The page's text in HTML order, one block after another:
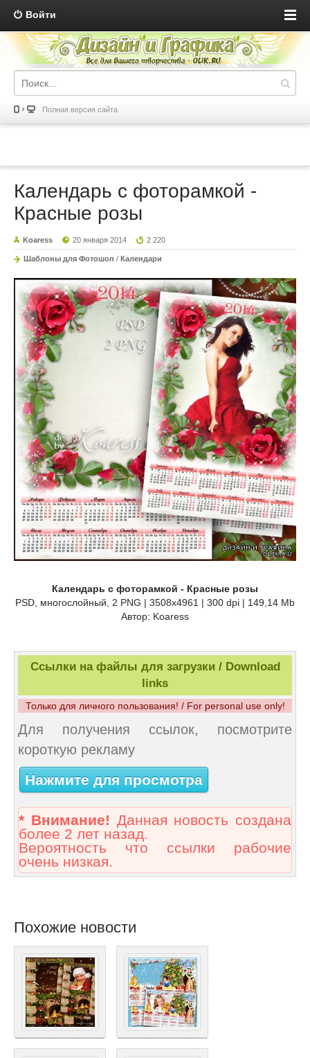
Войти
Полная версия сайта
Календарь с фоторамкой -
Красные розы
Koaress 20 января 2014 2 220
Шаблоны для Фотошоп / Календари
Календарь с фоторамкой - Красные розы
PSD, многослойный, 2 PNG | 3508x4961 | 300 dpi | 149,14 Mb
Автор: Koaress
Ссылки на файлы для загрузки / Download
links
Только для личного пользования! / For personal use only!
Для получения ссылок, посмотрите
короткую рекламу
Нажмите для просмотра
* Внимание! Данная новость создана
более 2 лет назад.
Вероятность что ссылки рабочие
очень низкая.
Похожие новости